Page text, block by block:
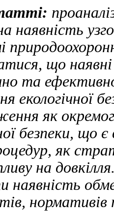
наявність
що
та
екологічної
як
безпеки, що
як
на
наявність